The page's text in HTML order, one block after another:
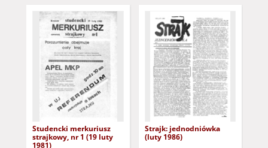
Studencki merkuriusz
strajkowy, nr 1 (19 luty
1981)
Strajk: jednodniówka
(luty 1986)